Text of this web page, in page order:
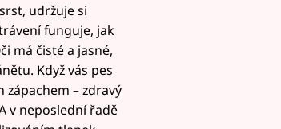
udržuje si
funguje, jak
má čisté a jasné,
Když vás pes
– zdravý
v neposlední řadě